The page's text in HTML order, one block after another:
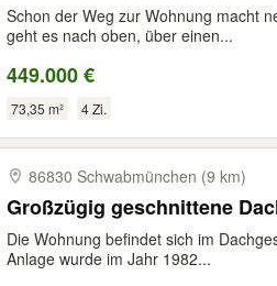
Schon der Weg zur Wohnung macht
geht es nach oben, über einen...
449.000 €
73,35 m² 4 Zi.
86830 Schwabmünchen (9 km)
Großzügig geschnittene
Die Wohnung befindet sich im
Anlage wurde im Jahr 1982...